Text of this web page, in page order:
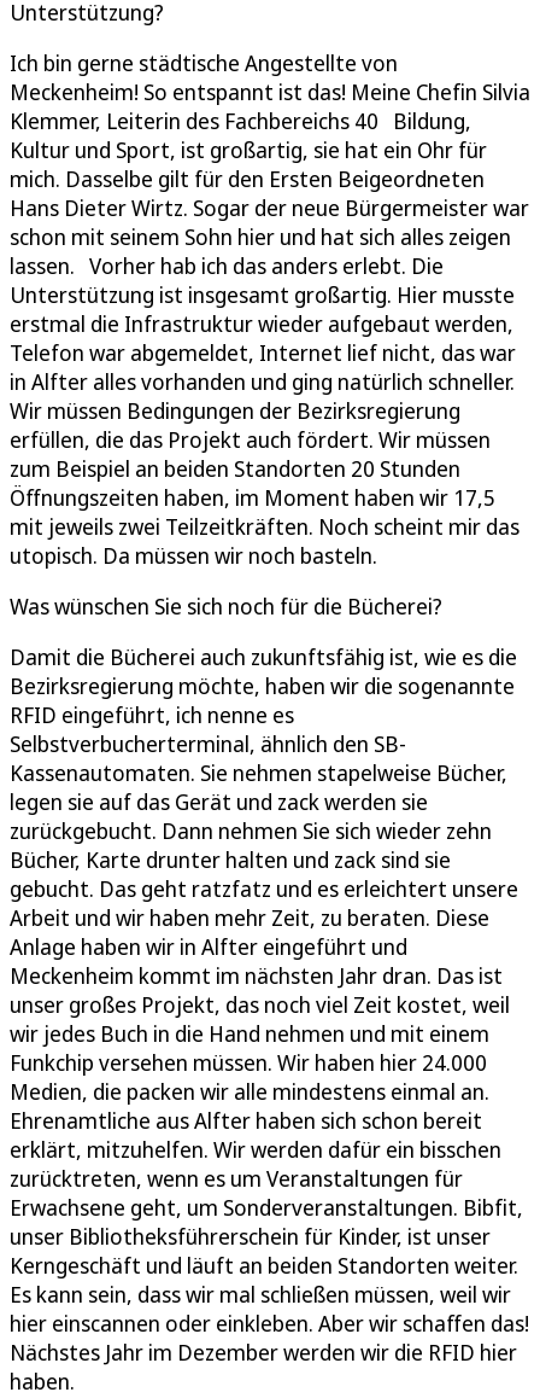
Unterstützung?
Ich bin gerne städtische Angestellte von
Meckenheim! So entspannt ist das! Meine Chefin Silvia
Klemmer, Leiterin des Fachbereichs 40 Bildung,
Kultur und Sport, ist großartig, sie hat ein Ohr für
mich. Dasselbe gilt für den Ersten Beigeordneten
Hans Dieter Wirtz. Sogar der neue Bürgermeister war
schon mit seinem Sohn hier und hat sich alles zeigen
lassen. Vorher hab ich das anders erlebt. Die
Unterstützung ist insgesamt großartig. Hier musste
erstmal die Infrastruktur wieder aufgebaut werden,
Telefon war abgemeldet, Internet lief nicht, das war
in Alfter alles vorhanden und ging natürlich schneller.
Wir müssen Bedingungen der Bezirksregierung
erfüllen, die das Projekt auch fördert. Wir müssen
zum Beispiel an beiden Standorten 20 Stunden
Öffnungszeiten haben, im Moment haben wir 17,5
mit jeweils zwei Teilzeitkräften. Noch scheint mir das
utopisch. Da müssen wir noch basteln.
Was wünschen Sie sich noch für die Bücherei?
Damit die Bücherei auch zukunftsfähig ist, wie es die
Bezirksregierung möchte, haben wir die sogenannte
RFID eingeführt, ich nenne es
Selbstverbucherterminal, ähnlich den SB-
Kassenautomaten. Sie nehmen stapelweise Bücher,
legen sie auf das Gerät und zack werden sie
zurückgebucht. Dann nehmen Sie sich wieder zehn
Bücher, Karte drunter halten und zack sind sie
gebucht. Das geht ratzfatz und es erleichtert unsere
Arbeit und wir haben mehr Zeit, zu beraten. Diese
Anlage haben wir in Alfter eingeführt und
Meckenheim kommt im nächsten Jahr dran. Das ist
unser großes Projekt, das noch viel Zeit kostet, weil
wir jedes Buch in die Hand nehmen und mit einem
Funkchip versehen müssen. Wir haben hier 24.000
Medien, die packen wir alle mindestens einmal an.
Ehrenamtliche aus Alfter haben sich schon bereit
erklärt, mitzuhelfen. Wir werden dafür ein bisschen
zurücktreten, wenn es um Veranstaltungen für
Erwachsene geht, um Sonderveranstaltungen. Bibfit,
unser Bibliotheksführerschein für Kinder, ist unser
Kerngeschäft und läuft an beiden Standorten weiter.
Es kann sein, dass wir mal schließen müssen, weil wir
hier einscannen oder einkleben. Aber wir schaffen das!
Nächstes Jahr im Dezember werden wir die RFID hier
haben.